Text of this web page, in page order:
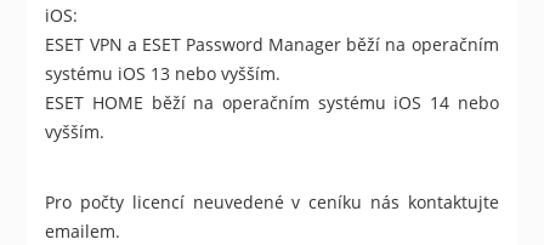
iOS:
ESET VPN a ESET Password Manager běží na operačním
systému iOS 13 nebo vyšším.
ESET HOME běží na operačním systému iOS 14 nebo
vyšším.
Pro počty licencí neuvedené v ceníku nás kontaktujte
emailem.